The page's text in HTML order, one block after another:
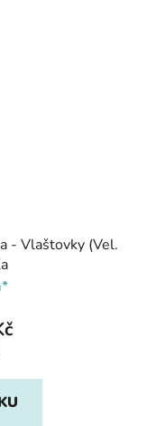
- Vlaštovky (Vel.